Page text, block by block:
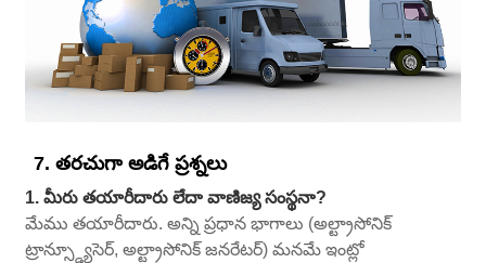
7. తరచుగా అడిగే ప్రశ్నలు
1. మీరు తయారీదారు లేదా వాణిజ్య సంస్థనా?
మేము తయారీదారు. అన్ని ప్రధాన భాగాలు (అల్ట్రాసోనిక్
ట్రాన్స్డ్యూసెర్, అల్ట్రాసోనిక్ జనరేటర్) మనమే ఇంట్లో